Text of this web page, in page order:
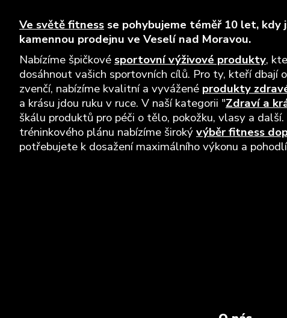
Ve světě fitness se pohybujeme téměř 10 let, kdy
kamennou prodejnu ve Veselí nad Moravou.
Nabízíme špičkové sportovní výživové produkty,
dosáhnout vašich sportovních cílů. Pro ty, kteří dbají
zvenčí, nabízíme kvalitní a vyvážené produkty
a krásu jdou ruku v ruce. V naší kategorii "Zdraví a
škálu produktů pro péči o tělo, pokožku, vlasy a
tréninkového plánu nabízíme širokývýběr fitness
potřebujete k dosažení maximálního výkonu a